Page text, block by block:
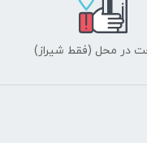
در محل (فقط شیراز)